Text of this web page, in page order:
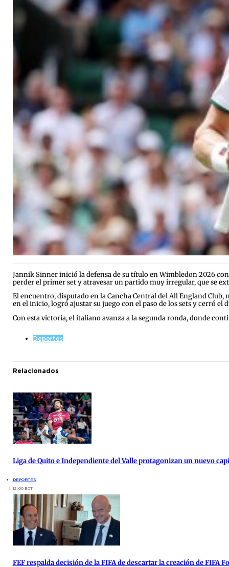
Jannik Sinner inició la defensa de su título en Wimbledon 2026
perder el primer set y atravesar un partido muy irregular, que se
El encuentro, disputado en la Cancha Central del All England
en el inicio, logró ajustar su juego con el paso de los sets y cerró el
Con esta victoria, el italiano avanza a la segunda ronda, donde
Deportes
Relacionados
Liga de Quito e Independiente del Valle protagonizan un nuevo
DEPORTES
12:00 ECT
FEF respalda decisión de la FIFA de descartar la creación de FIFA